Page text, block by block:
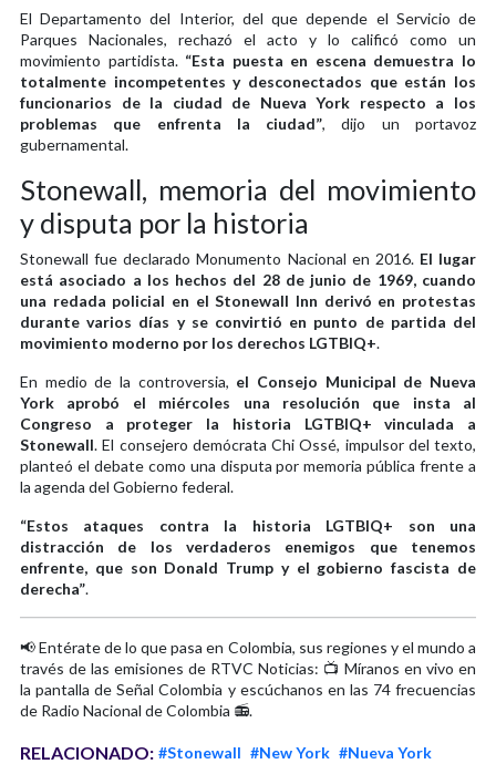
El Departamento del Interior, del que depende el Servicio de
Parques Nacionales, rechazó el acto y lo calificó como un
movimiento partidista. “Esta puesta en escena demuestra lo
totalmente incompetentes y desconectados que están los
funcionarios de la ciudad de Nueva York respecto a los
problemas que enfrenta la ciudad”, dijo un portavoz
gubernamental.
Stonewall, memoria del movimiento
y disputa por la historia
Stonewall fue declarado Monumento Nacional en 2016. El lugar
está asociado a los hechos del 28 de junio de 1969, cuando
una redada policial en el Stonewall Inn derivó en protestas
durante varios días y se convirtió en punto de partida del
movimiento moderno por los derechos LGTBIQ+.
En medio de la controversia, el Consejo Municipal de Nueva
York aprobó el miércoles una resolución que insta al
Congreso a proteger la historia LGTBIQ+ vinculada a
Stonewall. El consejero demócrata Chi Ossé, impulsor del texto,
planteó el debate como una disputa por memoria pública frente a
la agenda del Gobierno federal.
“Estos ataques contra la historia LGTBIQ+ son una
distracción de los verdaderos enemigos que tenemos
enfrente, que son Donald Trump y el gobierno fascista de
derecha”.
📢 Entérate de lo que pasa en Colombia, sus regiones y el mundo a
través de las emisiones de RTVC Noticias: 📺 Míranos en vivo en
la pantalla de Señal Colombia y escúchanos en las 74 frecuencias
de Radio Nacional de Colombia 📻.
RELACIONADO: #Stonewall #New York #Nueva York